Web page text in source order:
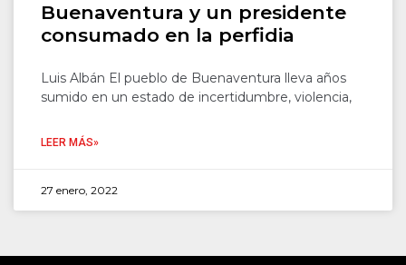
Buenaventura y un presidente
consumado en la perfidia
Luis Albán El pueblo de Buenaventura lleva años
sumido en un estado de incertidumbre, violencia,
LEER MÁS»
27 enero, 2022